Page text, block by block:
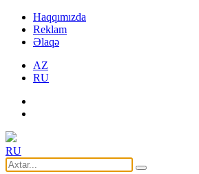
Haqqımızda
Reklam
Əlaqə
AZ
RU
RU